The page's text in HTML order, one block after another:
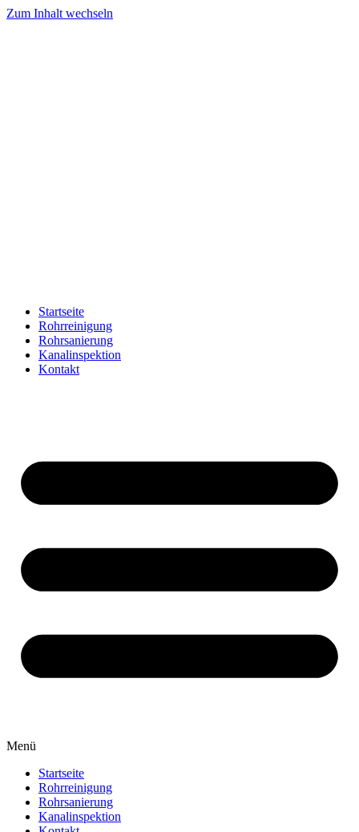
Zum Inhalt wechseln
Startseite
Rohrreinigung
Rohrsanierung
Kanalinspektion
Kontakt
Menü
Startseite
Rohrreinigung
Rohrsanierung
Kanalinspektion